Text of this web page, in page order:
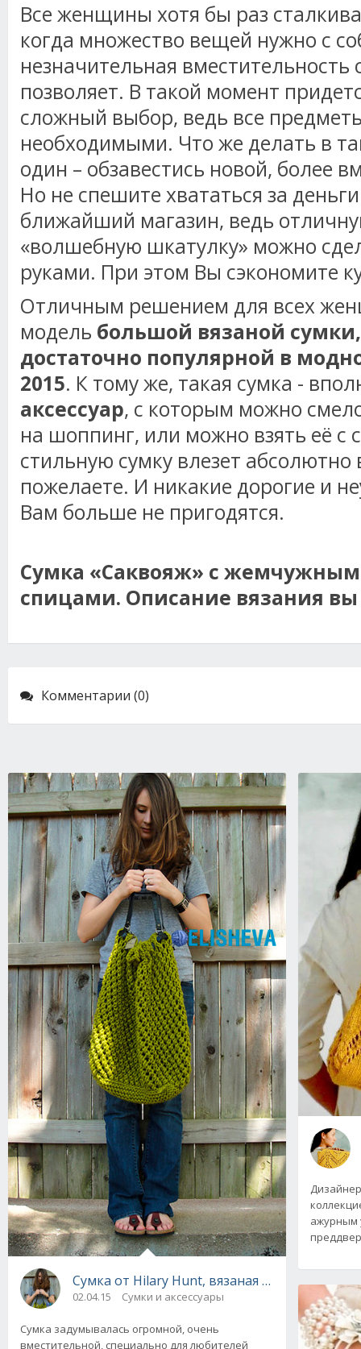
Все женщины хотя бы раз
когда множество вещей нужно с
незначительная вместительность
позволяет. В такой момент
сложный выбор, ведь все
необходимыми. Что же делать в
один – обзавестись новой, более
Но не спешите хвататься за
ближайший магазин, ведь
«волшебную шкатулку» можно
руками. При этом Вы сэкономите
Отличным решением для всех
модель большой вязаной
достаточно популярной в
2015. К тому же, такая сумка -
аксессуар, с которым можно
на шоппинг, или можно взять её с
стильную сумку влезет абсолютно
пожелаете. И никакие дорогие и
Вам больше не пригодятся.
Сумка «Саквояж» с жемчужным
спицами. Описание вязания
Комментарии (0)
Сумка от Hilary Hunt, вязаная спицами
02.04.15 Сумки и аксессуары
Сумка задумывалась огромной, очень
вместительной, специально для любителей
ажурным